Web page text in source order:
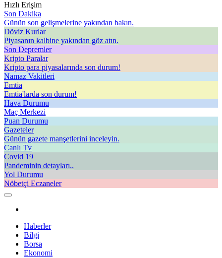
Hızlı Erişim
Son Dakika
Günün son gelişmelerine yakından bakın.
Döviz Kurlar
Piyasanın kalbine yakından göz atın.
Son Depremler
Kripto Paralar
Kripto para piyasalarında son durum!
Namaz Vakitleri
Emtia
Emtia'larda son durum!
Hava Durumu
Maç Merkezi
Puan Durumu
Gazeteler
Günün gazete manşetlerini inceleyin.
Canlı Tv
Covid 19
Pandeminin detayları..
Yol Durumu
Nöbetçi Eczaneler
Haberler
Bilgi
Borsa
Ekonomi